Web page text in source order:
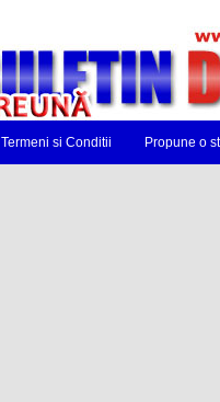
Termeni si Conditii Propune o